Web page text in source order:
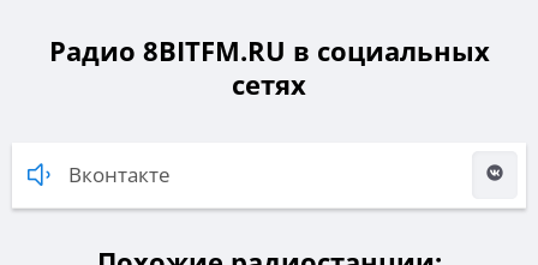
Радио 8BITFM.RU в социальных
сетях
Вконтакте